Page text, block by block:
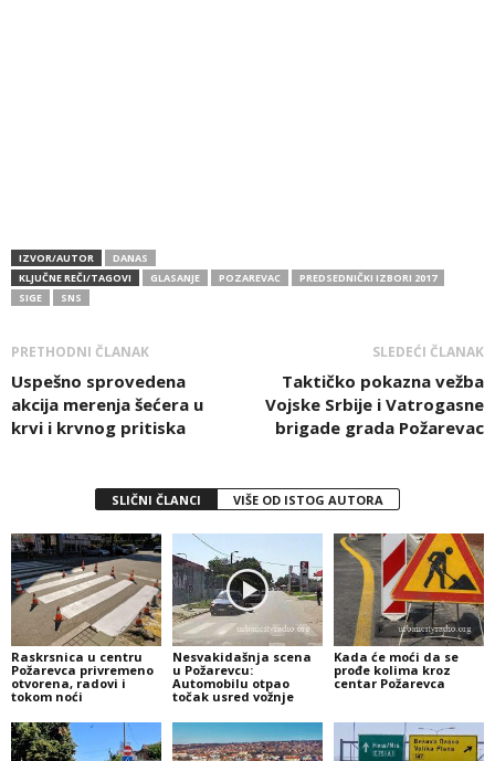
IZVOR/AUTOR
DANAS
KLJUČNE REČI/TAGOVI
GLASANJE POZAREVAC
PREDSEDNIČKI IZBORI 2017
SIGE
SNS
PRETHODNI ČLANAK
Uspešno sprovedena
akcija merenja šećera u
krvi i krvnog pritiska
SLEDEĆI ČLANAK
Taktičko pokazna vežba
Vojske Srbije i Vatrogasne
brigade grada Požarevac
SLIČNI ČLANCI VIŠE OD ISTOG AUTORA
Raskrsnica u centru
Požarevca privremeno
otvorena, radovi i
tokom noći
Nesvakidašnja scena
u Požarevcu:
Automobilu otpao
točak usred vožnje
Kada će moći da se
prođe kolima kroz
centar Požarevca